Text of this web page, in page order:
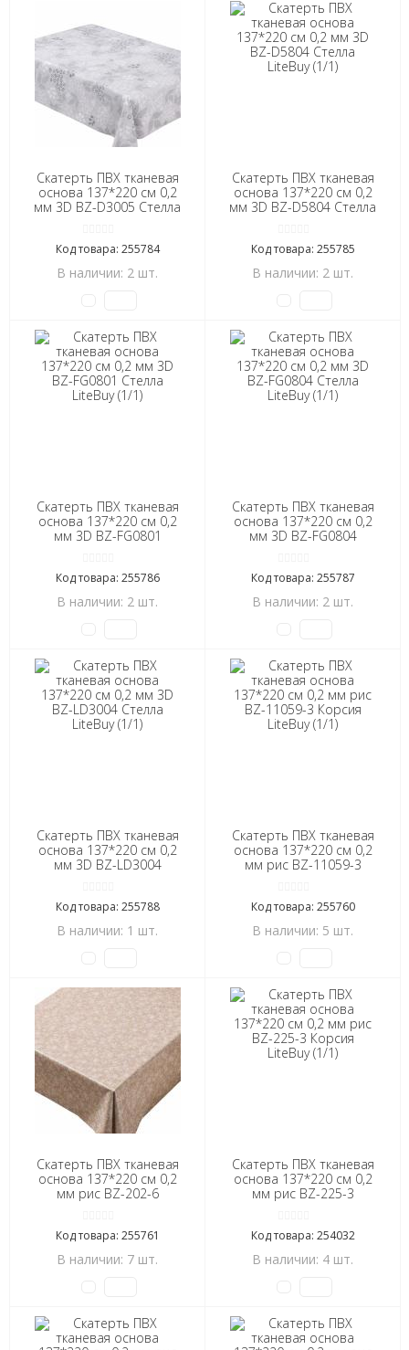
Скатерть ПВХ тканевая
основа 137*220 см 0,2
мм 3D BZ-D3005 Стелла
Код товара: 255784
В наличии: 2 шт.
Скатерть ПВХ тканевая
основа 137*220 см 0,2
мм 3D BZ-D5804 Стелла
Код товара: 255785
В наличии: 2 шт.
Скатерть ПВХ тканевая
основа 137*220 см 0,2
мм 3D BZ-FG0801
Код товара: 255786
В наличии: 2 шт.
Скатерть ПВХ тканевая
основа 137*220 см 0,2
мм 3D BZ-FG0804
Код товара: 255787
В наличии: 2 шт.
Скатерть ПВХ тканевая
основа 137*220 см 0,2
мм 3D BZ-LD3004
Код товара: 255788
В наличии: 1 шт.
Скатерть ПВХ тканевая
основа 137*220 см 0,2
мм рис BZ-11059-3
Код товара: 255760
В наличии: 5 шт.
Скатерть ПВХ тканевая
основа 137*220 см 0,2
мм рис BZ-202-6
Код товара: 255761
В наличии: 7 шт.
Скатерть ПВХ тканевая
основа 137*220 см 0,2
мм рис BZ-225-3
Код товара: 254032
В наличии: 4 шт.